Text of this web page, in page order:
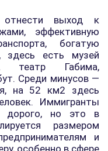
выход к
эффективную
богатую
здесь есть музей
театр Габима,
Среди минусов —
на 52 км2 здесь
Иммигранты
дорого, но это в
размером
и
особенно в сфере